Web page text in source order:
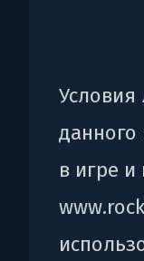
Условия
в игре и